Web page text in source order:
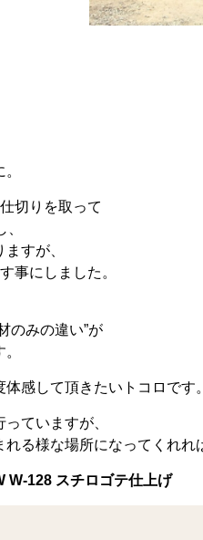
切りを取って
すが、
事にしました。
のみの違い”が
感して頂きたいトコロです。
ていますが、
る様な場所になってくれれ
W-128 スチロゴテ仕上げ